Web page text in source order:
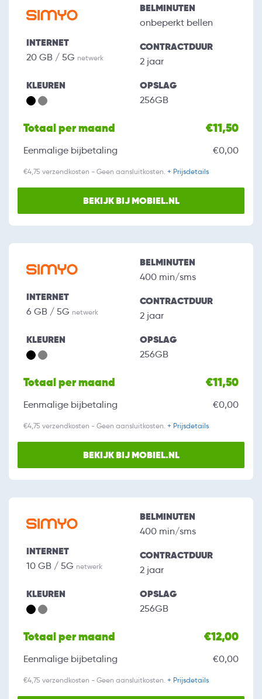
INTERNET
20 GB / 5G netwerk
BELMINUTEN
onbeperkt bellen
CONTRACTDUUR
2 jaar
KLEUREN OPSLAG
256GB
Totaal per maand €11,50
Eenmalige bijbetaling €0,00
€4,75 verzendkosten - Geen aansluitkosten. + Prijsdetails
BEKIJK BIJ MOBIEL.NL
INTERNET
6 GB / 5G netwerk
BELMINUTEN
400 min/sms
CONTRACTDUUR
2 jaar
KLEUREN OPSLAG
256GB
Totaal per maand €11,50
Eenmalige bijbetaling €0,00
€4,75 verzendkosten - Geen aansluitkosten. + Prijsdetails
BEKIJK BIJ MOBIEL.NL
INTERNET
10 GB / 5G netwerk
BELMINUTEN
400 min/sms
CONTRACTDUUR
2 jaar
KLEUREN OPSLAG
256GB
Totaal per maand €12,00
Eenmalige bijbetaling €0,00
€4,75 verzendkosten - Geen aansluitkosten. + Prijsdetails